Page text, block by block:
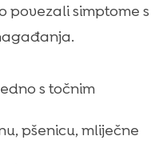
povezali simptome s
s točnim
pšenicu, mliječne